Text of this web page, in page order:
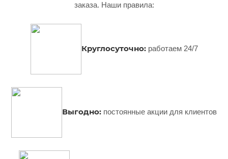
заказа. Наши правила:
Круглосуточно:работаем 24/7
Выгодно: постоянные акции для клиентов